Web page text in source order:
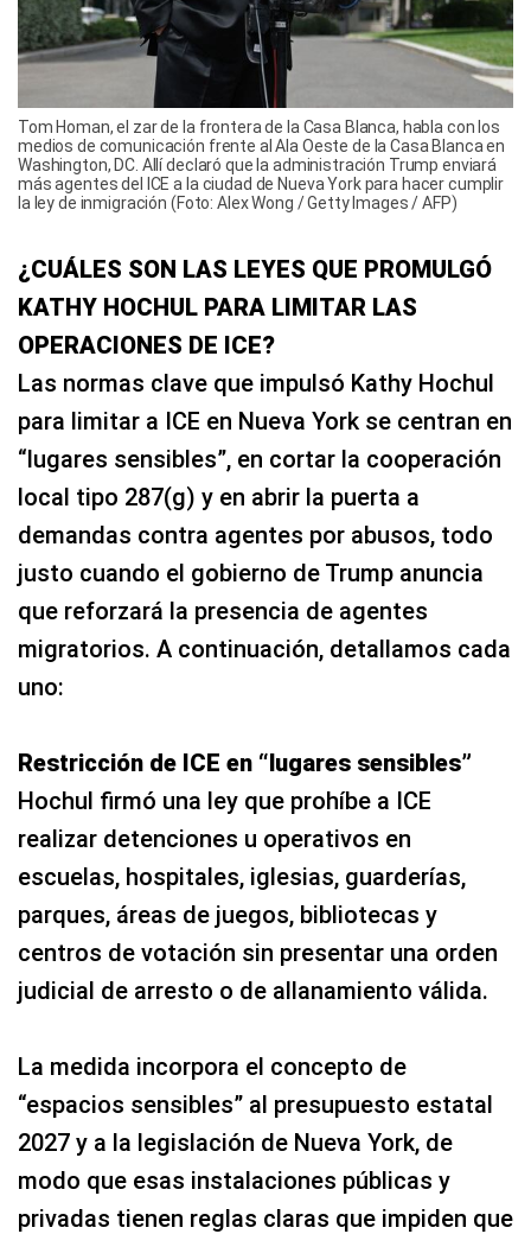
Tom Homan, el zar de la frontera de la Casa Blanca, habla con los
medios de comunicación frente al Ala Oeste de la Casa Blanca en
Washington, DC. Allí declaró que la administración Trump enviará
más agentes del ICE a la ciudad de Nueva York para hacer cumplir
la ley de inmigración (Foto: Alex Wong / Getty Images / AFP)
¿CUÁLES SON LAS LEYES QUE PROMULGÓ
KATHY HOCHUL PARA LIMITAR LAS
OPERACIONES DE ICE?
Las normas clave que impulsó Kathy Hochul
para limitar a ICE en Nueva York se centran en
“lugares sensibles”, en cortar la cooperación
local tipo 287(g) y en abrir la puerta a
demandas contra agentes por abusos, todo
justo cuando el gobierno de Trump anuncia
que reforzará la presencia de agentes
migratorios. A continuación, detallamos cada
uno:
Restricción de ICE en “lugares sensibles”
Hochul firmó una ley que prohíbe a ICE
realizar detenciones u operativos en
escuelas, hospitales, iglesias, guarderías,
parques, áreas de juegos, bibliotecas y
centros de votación sin presentar una orden
judicial de arresto o de allanamiento válida.
La medida incorpora el concepto de
“espacios sensibles” al presupuesto estatal
2027 y a la legislación de Nueva York, de
modo que esas instalaciones públicas y
privadas tienen reglas claras que impiden que